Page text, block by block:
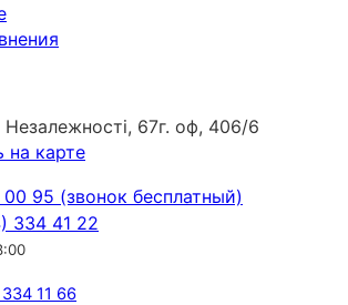
67г. оф, 406/6
на карте
95 (звонок бесплатный)
334 41 22
11 66